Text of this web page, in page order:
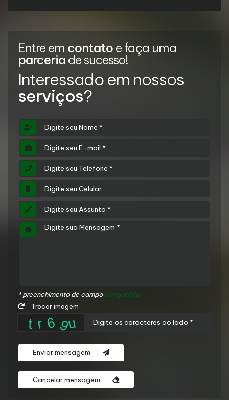
Entre em contato e faça uma
parceria de sucesso!
Interessado em nossos
serviços?
* preenchimento de campo obrigatório
Trocar imagem
Enviar mensagem
Cancelar mensagem